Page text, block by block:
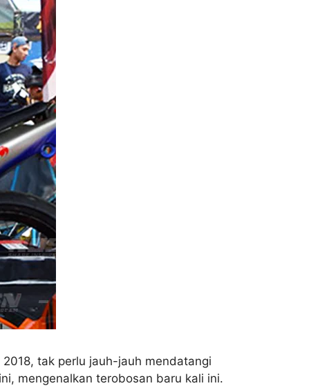
tak perlu jauh-jauh mendatangi
mengenalkan terobosan baru kali ini.